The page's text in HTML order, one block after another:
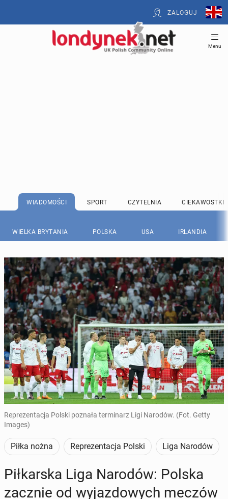
ZALOGUJ
Menu
WIADOMOŚCI SPORT CZYTELNIA CIEKAWOSTKI
WIELKA BRYTANIA POLSKA USA IRLANDIA
Reprezentacja Polski poznała terminarz Ligi Narodów. (Fot. Getty
Images)
Piłka nożna Reprezentacja Polski Liga Narodów
Pił­kar­ska Liga Narodów: Polska
zacznie od wy­jaz­do­wych meczów